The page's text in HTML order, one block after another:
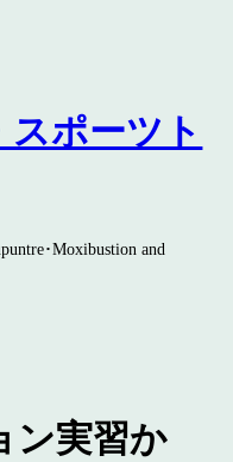
ポーツト
･Moxibustion and
ン実習か